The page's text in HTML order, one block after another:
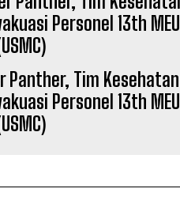
Panther, Tim Kesehatan
Personel 13th MEU